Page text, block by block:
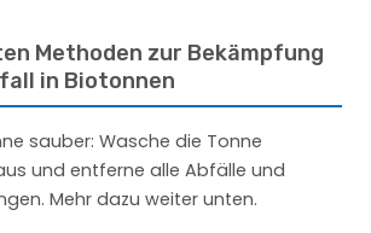
Methoden zur Bekämpfung
in Biotonnen
sauber: Wasche die Tonne
und entferne alle Abfälle und
Mehr dazu weiter unten.